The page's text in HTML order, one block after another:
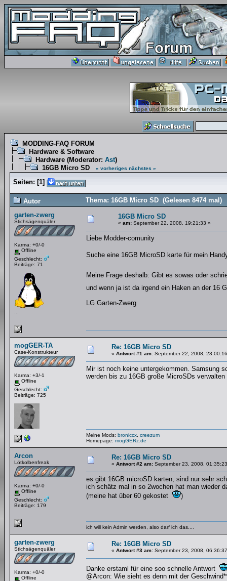
MODDING-FAQ FORUM
Hardware & Software
Hardware (Moderator: Ast)
16GB Micro SD
« vorheriges nächstes »
Seiten: [1]
Autor
Thema: 16GB Micro SD (Gelesen 8474 mal)
garten-zwerg
Stichsägenquäler
Karma: +0/-0
Offline
Geschlecht:
Beiträge: 71
16GB Micro SD
« am: September 22, 2008, 19:21:33 »
Liebe Modder-comunity
Suche eine 16GB MicroSD karte für mein
Meine Frage deshalb: Gibt es sowas oder
und wenn ja ist da irgend ein Haken an der 16
LG Garten-Zwerg
mogGER-TA
Case-Konstrukteur
Karma: +3/-1
Offline
Geschlecht:
Beiträge: 725
Re: 16GB Micro SD
« Antwort #1 am: September 22, 2008,
Mir ist noch keine untergekommen. Samsung
werden bis zu 16GB große MicroSDs verwalten
Meine Mods: broniccx creezum
Homepage: mogGERz.de
Arcon
Lötkolbenfreak
Karma: +0/-0
Offline
Geschlecht:
Beiträge: 179
Re: 16GB Micro SD
« Antwort #2 am: September 23, 2008,
es gibt 16GB microSD karten, sind nur sehr
ich schätz mal in so 2wochen hat man wieder
(meine hat über 60 gekostet
)
ich will kein Admin werden, also darf ich das....
garten-zwerg
Stichsägenquäler
Karma: +0/-0
Offline
Re: 16GB Micro SD
« Antwort #3 am: September 23, 2008,
Danke erstaml für eine soo schnelle Antwort
@Arcon: Wie sieht es denn mit der